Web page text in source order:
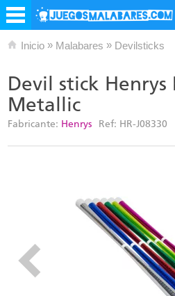
Inicio » Malabares » Devilsticks
Devil stick Henrys
Metallic
Fabricante: Henrys Ref: HR-J08330